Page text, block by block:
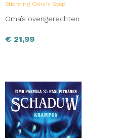
Stichting Oma's Soep
Oma’s ovengerechten
€ 21,99